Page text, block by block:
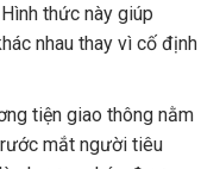
thức này giúp
nhau thay vì cố định
tiện giao thông nằm
mắt người tiêu